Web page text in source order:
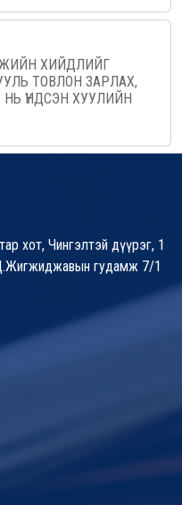
ХИЙДЛИЙГ
ТОВЛОН ЗАРЛАХ,
ҮНДСЭН ХУУЛИЙН
хот, Чингэлтэй дүүрэг, 1
гудамж 7/1